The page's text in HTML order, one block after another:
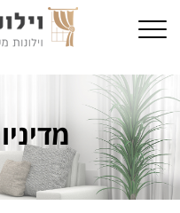
Toggle navigation